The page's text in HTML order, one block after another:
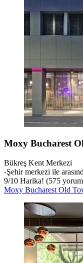
Moxy Bucharest
Bükreş Kent Merkezi
‐Şehir merkezi ile
9/10 Harika! (575
Moxy Bucharest Old